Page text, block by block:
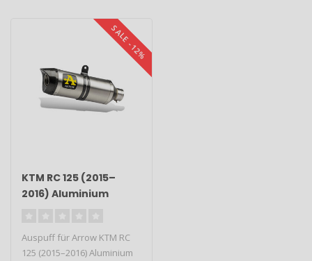
SALE -12%
KTM RC 125 (2015–
2016) Aluminium
Auspuff für Arrow KTM RC
125 (2015–2016) Aluminium